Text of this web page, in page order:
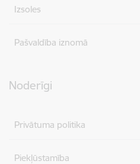
Izsoles
Pašvaldība iznomā
Noderīgi
Privātuma politika
Piekļūstamība